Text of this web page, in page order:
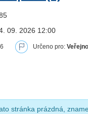
09. 2026 12:00
Určeno pro:
stránka prázdná,